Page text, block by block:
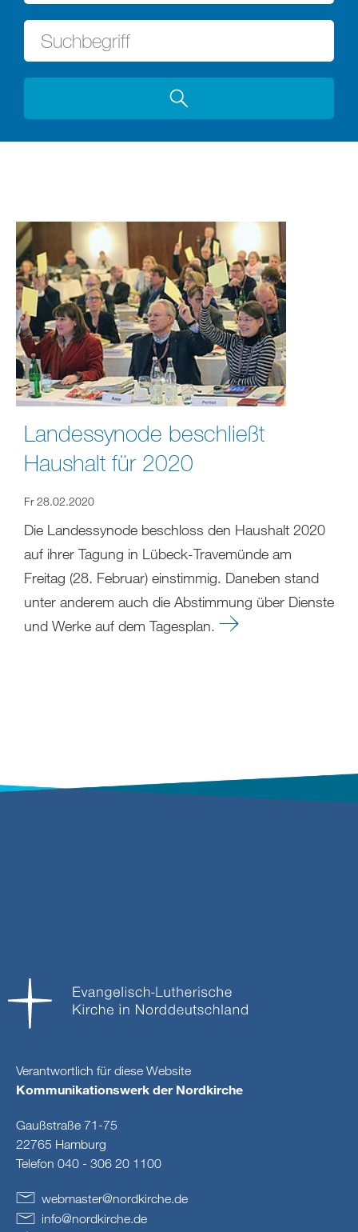
Landessynode beschließt
Haushalt für 2020
Fr 28.02.2020
Die Landessynode beschloss den Haushalt 2020
auf ihrer Tagung in Lübeck-Travemünde am
Freitag (28. Februar) einstimmig. Daneben stand
unter anderem auch die Abstimmung über Dienste
und Werke auf dem Tagesplan.
Verantwortlich für diese Website
Kommunikationswerk der Nordkirche
Gaußstraße 71-75
22765 Hamburg
Telefon 040 - 306 20 1100
webmaster@nordkirche de
info@nordkirche.de